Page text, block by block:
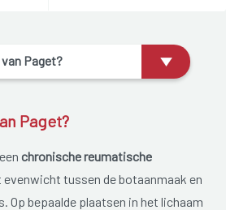
Paget?
Paget?
chronische reumatische
tussen de botaanmaak en
Op bepaalde plaatsen in het lichaam